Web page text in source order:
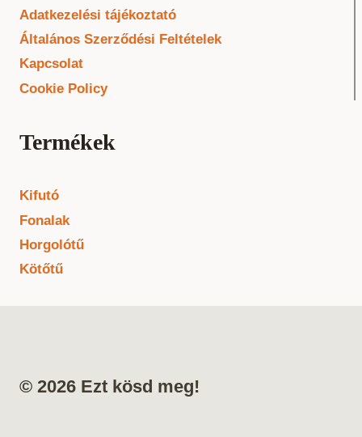
Adatkezelési tájékoztató
Általános Szerződési Feltételek
Kapcsolat
Cookie Policy
Termékek
Kifutó
Fonalak
Horgolótű
Kötőtű
© 2026 Ezt kösd meg!